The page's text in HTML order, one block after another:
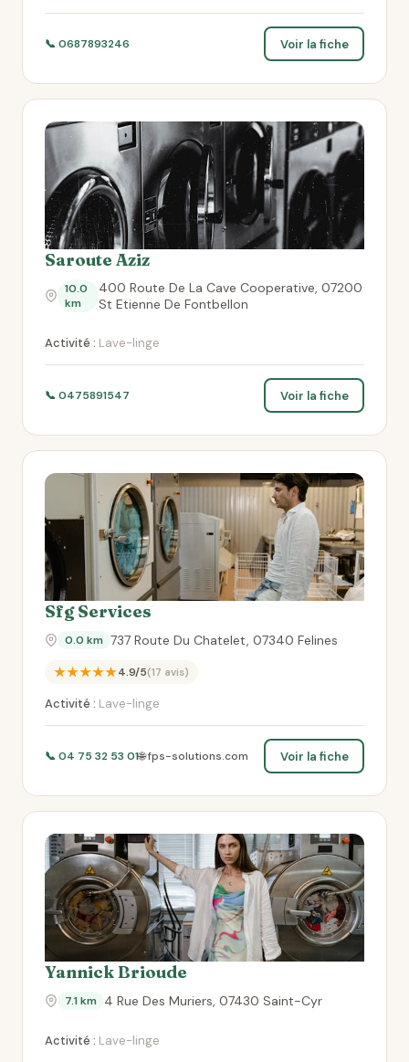
📞 0687893246 Voir la fiche
Saroute Aziz
10.0
km
400 Route De La Cave Cooperative, 07200
St Etienne De Fontbellon
Activité : Lave-linge
📞 0475891547 Voir la fiche
Sfg Services
0.0 km 737 Route Du Chatelet, 07340 Felines
★★★★★4.9/5(17 avis)
Activité : Lave-linge
📞 04 75 32 53 01🌐 fps-solutions.com Voir la fiche
Yannick Brioude
7.1 km 4 Rue Des Muriers, 07430 Saint-Cyr
Activité : Lave-linge